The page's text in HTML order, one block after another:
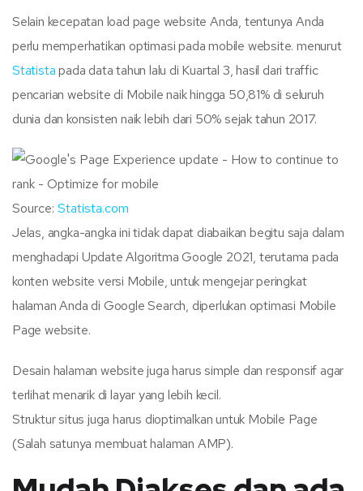
Selain kecepatan load page website Anda, tentunya Anda
perlu memperhatikan optimasi pada mobile website. menurut
Statistapada data tahun lalu di Kuartal 3, hasil dari traffic
pencarian website di Mobile naik hingga 50,81% di seluruh
dunia dan konsisten naik lebih dari 50% sejak tahun 2017.
Source: Statista.com
Jelas, angka-angka ini tidak dapat diabaikan begitu saja dalam
menghadapi Update Algoritma Google 2021, terutama pada
konten website versi Mobile, untuk mengejar peringkat
halaman Anda di Google Search, diperlukan optimasi Mobile
Page website.
Desain halaman website juga harus simple dan responsif agar
terlihat menarik di layar yang lebih kecil.
Struktur situs juga harus dioptimalkan untuk Mobile Page
(Salah satunya membuat halaman AMP).